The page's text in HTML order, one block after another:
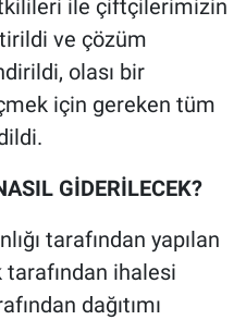
ile çiftçilerimizin
ve çözüm
olası bir
için gereken tüm
GİDERİLECEK?
tarafından yapılan
tarafından ihalesi
dağıtımı